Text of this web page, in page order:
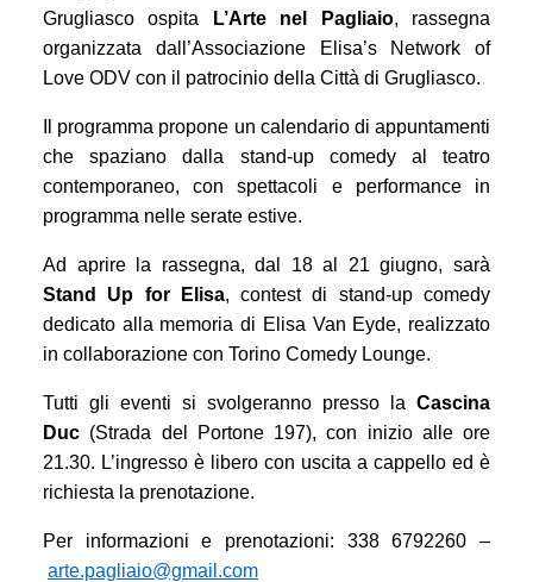
Grugliasco ospita
L’Arte nel Pagliaio, rassegna
organizzata dall’Associazione Elisa’s Network of
Love ODV con il patrocinio della Città di Grugliasco.
Il programma propone un calendario di appuntamenti
che spaziano dalla stand-up comedy al teatro
contemporaneo, con spettacoli e performance in
programma nelle serate estive.
Ad aprire la rassegna, dal 18 al 21 giugno, sarà
Stand Up for Elisa, contest di stand-up comedy
dedicato alla memoria di Elisa Van Eyde, realizzato
in collaborazione con Torino Comedy Lounge.
Tutti gli eventi si svolgeranno presso la Cascina
Duc (Strada del Portone 197), con inizio alle ore
21.30. L’ingresso è libero con uscita a cappello ed è
richiesta la prenotazione.
Per informazioni e prenotazioni: 338 6792260 –
arte.pagliaio@gmail.com